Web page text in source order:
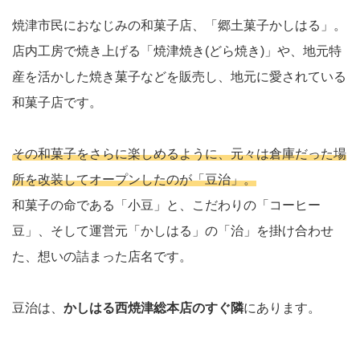
焼津市民におなじみの和菓子店、「郷土菓子かしはる」。
店内工房で焼き上げる「焼津焼き(どら焼き)」や、地元特
産を活かした焼き菓子などを販売し、地元に愛されている
和菓子店です。
その和菓子をさらに楽しめるように、元々は倉庫だった場
所を改装してオープンしたのが「豆治」。
和菓子の命である「小豆」と、こだわりの「コーヒー
豆」、そして運営元「かしはる」の「治」を掛け合わせ
た、想いの詰まった店名です。
豆治は、 かしはる西焼津総本店のすぐ隣にあります。